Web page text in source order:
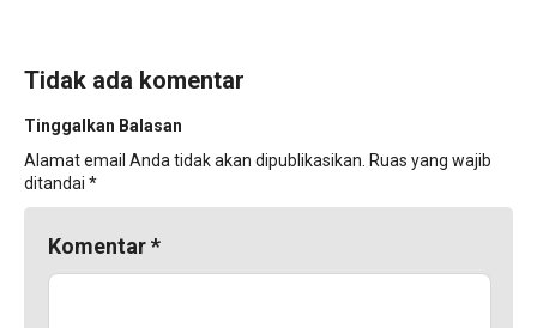
Tidak ada komentar
Tinggalkan Balasan
Alamat email Anda tidak akan dipublikasikan. Ruas yang wajib
ditandai *
Komentar*